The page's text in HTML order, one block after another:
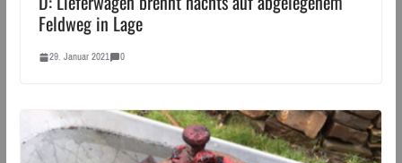
Feldweg in Lage
29. Januar 2021 0